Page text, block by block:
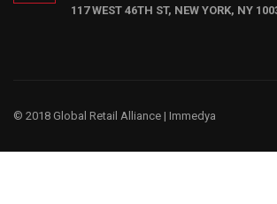
117 WEST 46TH ST, NEW YORK, NY
© 2018 Global Retail Alliance | Immedya